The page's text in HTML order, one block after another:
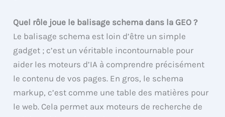
Quel rôle joue le balisage schema dans la GEO ?
Le balisage schema est loin d’être un simple
gadget ; c’est un véritable incontournable pour
aider les moteurs d’IA à comprendre précisément
le contenu de vos pages. En gros, le schema
markup, c’est comme une table des matières pour
le web. Cela permet aux moteurs de recherche de